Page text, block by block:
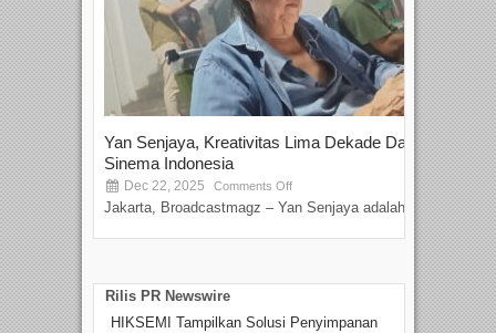
Yan Senjaya, Kreativitas Lima Dekade Dalam
Sinema Indonesia
Dec 22, 2025 Comments Off
Jakarta, Broadcastmagz – Yan Senjaya adalah...
Rilis PR Newswire
HIKSEMI Tampilkan Solusi Penyimpanan